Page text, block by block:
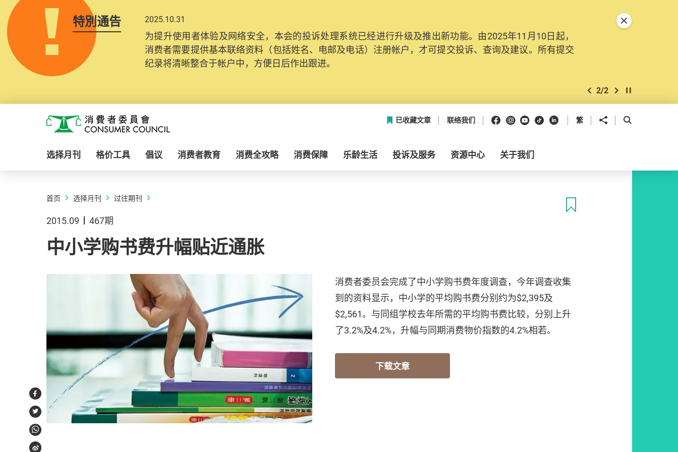
特別通告 2025.10.31
为提升使用者体验及网络安全，本会的投诉处理系统已经进行升级及推出新功能。由2025年11月10日起，
消费者需要提供基本联络资料（包括姓名、电邮及电话）注册帐户，才可提交投诉、查询及建议。所有提交
纪录将清晰整合于帐户中，方便日后作出跟进。
上一个
2/2 下一个开始/暂停幻灯
关闭特別通告
消费者委员会
已收藏文章 联络我们 Facebook
Instagram
Youtube
抖音领英 繁 分享到 开启搜寻框
选择月刊 格价工具 倡议 消费者教育 消费全攻略 消费保障 乐龄生活 投诉及服务 资源中心 关于我们
首页 选择月刊 过往期刊
2015.09 467期
中小学购书费升幅贴近通胀
消费者委员会完成了中小学购书费年度调查，今年调查收集
到的资料显示，中小学的平均购书费分别约为$2,395及
$2,561。与同组学校去年所需的平均购书费比较，分别上升
了3.2%及4.2%，升幅与同期消费物价指数的4.2%相若。
下载文章
Facebook
Twitter
WhatsApp